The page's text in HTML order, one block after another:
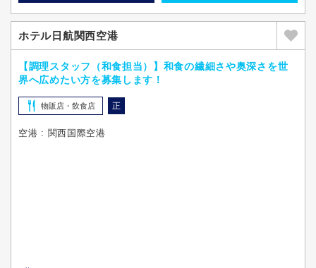
ホテル日航関西空港
【調理スタッフ（和食担当）】和食の繊細さや奥深さを世
界へ広めたい方を募集します！
物販店・飲食店 正
空港 : 関西国際空港